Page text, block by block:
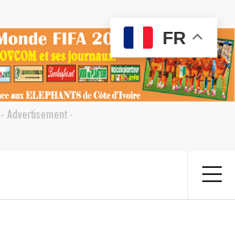
- Advertisement -
FR